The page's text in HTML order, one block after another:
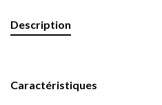
Description
Caractéristiques